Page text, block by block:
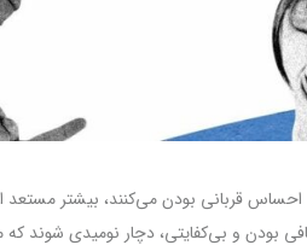
احساس قربانی بودن می‌کنند، بیشتر مستعد
بودن و بی‌کفایتی، دچار نومیدی شوند